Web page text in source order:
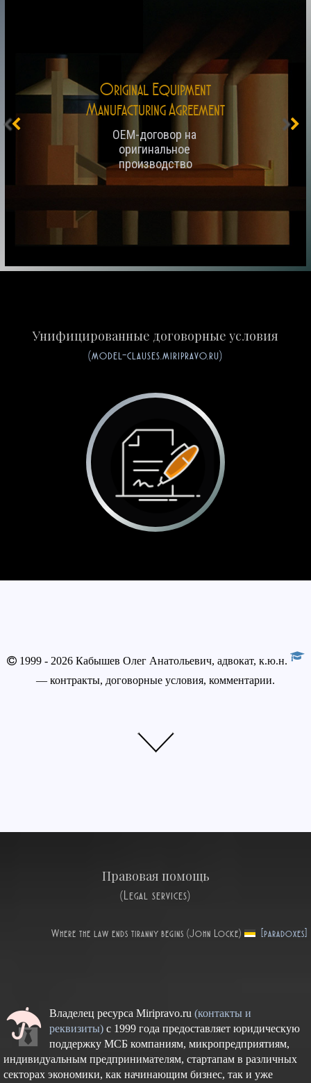
Original Equipment
Manufacturing Agreement
OEM-договор на
оригинальное
производство
Унифицированные договорные условия
(model-clauses.miripravo.ru)
1999 - 2026 Кабышев Олег Анатольевич, адвокат, к.ю.н.
— контракты, договорные условия, комментарии.
Правовая помощь
(Legal services)
Where the law ends tiranny begins (John Locke) [paradoxes]
Владелец ресурса Miripravo.ru (контакты и
реквизиты)с 1999 года предоставляет юридическую
поддержку МСБ компаниям, микропредприятиям,
индивидуальным предпринимателям, стартапам в различных
секторах экономики, как начинающим бизнес, так и уже